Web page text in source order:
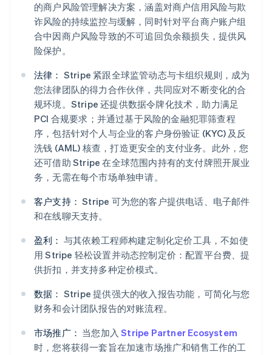
的商户风险管理解决方案，涵盖对商户信用风险与欺
诈风险的持续监控与缓解，同时针对平台商户账户组
合中因商户风险导致的不可追回负余额损失，提供风
险保护。
法律： Stripe 紧跟全球监管动态与卡组织规则，成为
您法律团队的得力合作伙伴，共同应对不断变化的合
规环境。Stripe 还提供数据令牌化技术，助力满足
PCI 合规要求；并通过基于风险的金融犯罪筛查程
序，包括针对个人与企业的客户身份验证 (KYC) 及反
洗钱 (AML) 核查，打造更安全的支付业务。此外，您
还可借助 Stripe 在全球范围内持有的支付牌照开展业
务，无需在每个市场单独申请。
客户支持： Stripe 可为您的客户提供电话、电子邮件
和在线聊天支持。
盈利： 与其依赖工程师构建定制化定价工具，不如使
用 Stripe 轻松设置并动态控制定价：配置平台费、提
供折扣，并支持多种定价模式。
数据： Stripe 提供强大的收入报告功能，可简化与您
财务和会计团队报告的对账流程。
市场推广： 当您加入Stripe Partner Ecosystem
时，您将获得一套旨在加速市场推广和销售工作的工